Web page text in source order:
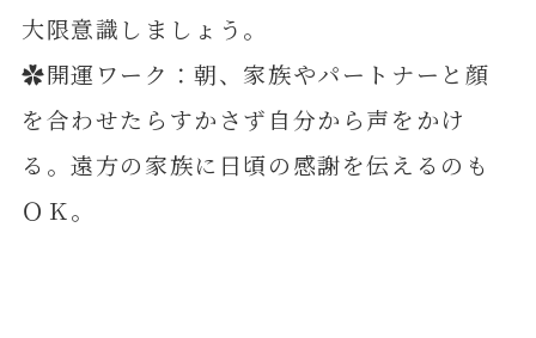
大限意識しましょう。
✿開運ワーク：朝、家族やパートナーと顔
を合わせたらすかさず自分から声をかけ
る。遠方の家族に日頃の感謝を伝えるのも
ＯＫ。